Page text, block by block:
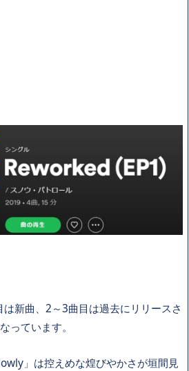
新曲、2～3曲目は過去にリリースさ
っています。
」は控えめな煌びやかさが垣間見